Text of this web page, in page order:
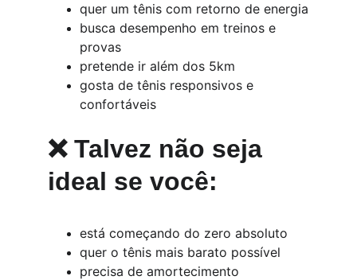
quer um tênis com retorno de energia
busca desempenho em treinos e
provas
pretende ir além dos 5km
gosta de tênis responsivos e
confortáveis
❌ Talvez não seja
ideal se você:
está começando do zero absoluto
quer o tênis mais barato possível
precisa de amortecimento